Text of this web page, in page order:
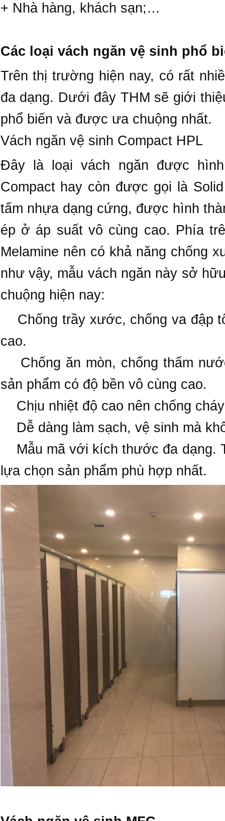
+ Nhà hàng, khách sạn;…
Các loại vách ngăn vệ sinh phổ
Trên thị trường hiện nay, có rất
đa dạng. Dưới đây THM sẽ giới
phổ biến và được ưa chuộng nhất.
Vách ngăn vệ sinh Compact HPL
Đây là loại vách ngăn được
Compact hay còn được gọi là
tấm nhựa dạng cứng, được hình
ép ở áp suất vô cùng cao. Phía
Melamine nên có khả năng chống
như vậy, mẫu vách ngăn này sở
chuộng hiện nay:
Chống trầy xước, chống va đập
cao.
Chống ăn mòn, chống thấm
sản phẩm có độ bền vô cùng cao.
Chịu nhiệt độ cao nên chống
Dễ dàng làm sạch, vệ sinh mà
Mẫu mã với kích thước đa dạng.
lựa chọn sản phẩm phù hợp nhất.